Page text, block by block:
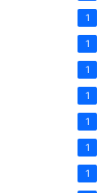
1
1
1
1
1
1
1